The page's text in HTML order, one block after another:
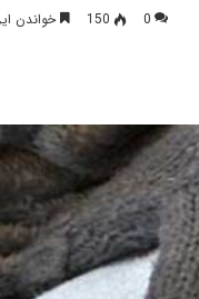
0
150 خواندن این مطلب 3